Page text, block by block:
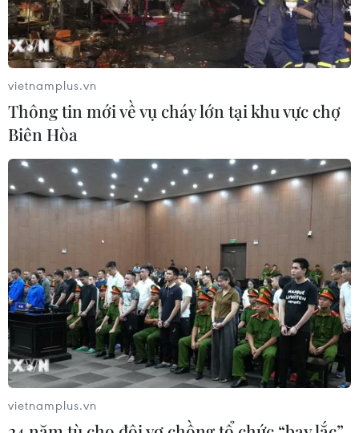
vietnamplus.vn
Thông tin mới về vụ cháy lớn tại khu vực chợ
Biên Hòa
vietnamplus.vn